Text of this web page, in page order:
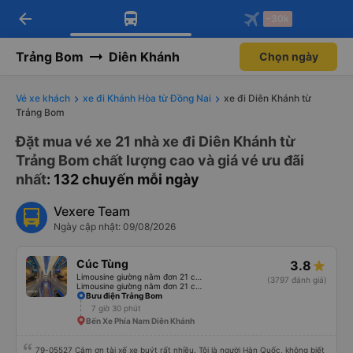
Tải app Vexere ngay!
Nhận ưu đãi thành viên độc
Mở app
Tải app Vexere
-30k/ghế khi đặt vé máy bay qua
Mở app
arrow_back -30k
Trảng Bom Diên Khánh Chọn ngày
Vé xe khách xe đi Khánh Hòa từ Đồng Nai
xe đi Diên Khánh từ
Trảng Bom
Đặt mua vé xe 21 nhà xe đi Diên Khánh từ
Trảng Bom chất lượng cao và giá vé ưu đãi
nhất: 132 chuyến mỗi ngày
Vexere Team
Ngày cập nhật: 09/08/2026
Cúc Tùng 3.8
(3797 đánh giá)
Bưu điện Trảng Bom
7 giờ 30 phút
Bến Xe Phía Nam Diên Khánh
79-05527 Cảm ơn tài xế xe buýt rất nhiều. Tôi là người Hàn Quốc, không biết